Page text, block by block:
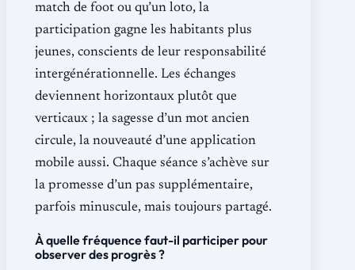
match de foot ou qu’un loto, la
participation gagne les habitants plus
jeunes, conscients de leur responsabilité
intergénérationnelle. Les échanges
deviennent horizontaux plutôt que
verticaux ; la sagesse d’un mot ancien
circule, la nouveauté d’une application
mobile aussi. Chaque séance s’achève sur
la promesse d’un pas supplémentaire,
parfois minuscule, mais toujours partagé.
À quelle fréquence faut-il participer pour
observer des progrès ?